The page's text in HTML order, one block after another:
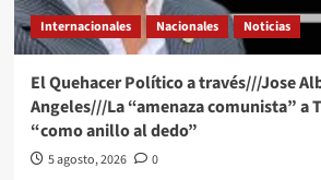
Internacionales Nacionales Noticias
El Quehacer Político a través///Jose
Angeles///La “amenaza comunista” a
“como anillo al dedo”
5 agosto, 2026 0